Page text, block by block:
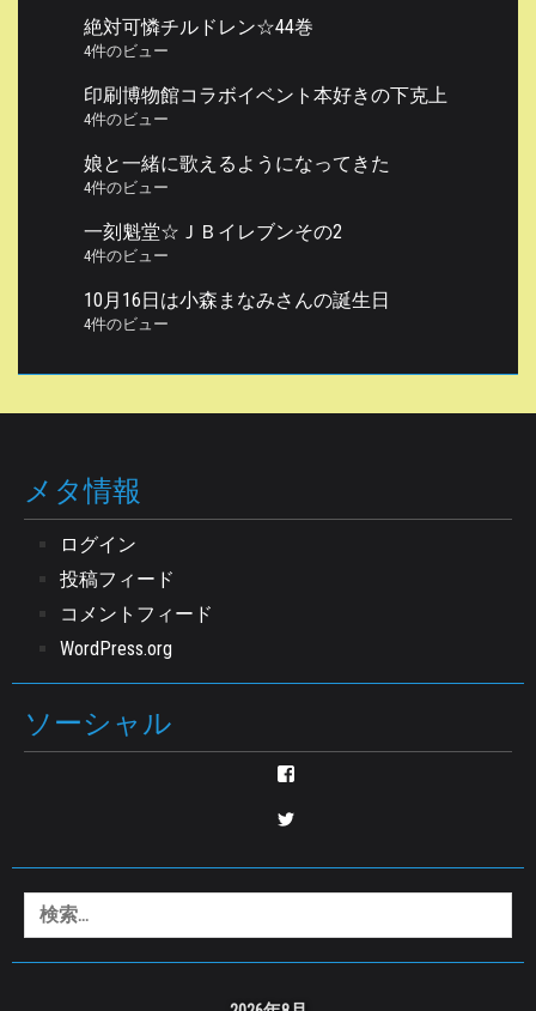
絶対可憐チルドレン☆44巻
4件のビュー
印刷博物館コラボイベント本好きの下克上
4件のビュー
娘と一緒に歌えるようになってきた
4件のビュー
一刻魁堂☆ＪＢイレブンその2
4件のビュー
10月16日は小森まなみさんの誕生日
4件のビュー
メタ情報
ログイン
投稿フィード
コメントフィード
WordPress.org
ソーシャル
ロ
を
で
プ
フ
索: